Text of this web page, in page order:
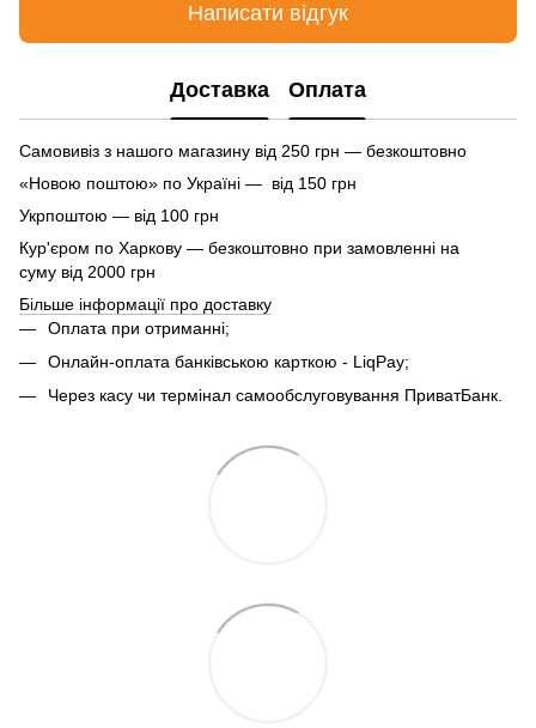
Написати відгук
Доставка Оплата
Самовивіз з нашого магазину від 250 грн — безкоштовно
«Новою поштою» по Україні — від 150 грн
Укрпоштою — від 100 грн
Кур'єром по Харкову — безкоштовно при замовленні на
суму від 2000 грн
Більше інформації про доставку
Оплата при отриманні;
Онлайн-оплата банківською карткою - LiqPay;
Через касу чи термінал самообслуговування ПриватБанк.